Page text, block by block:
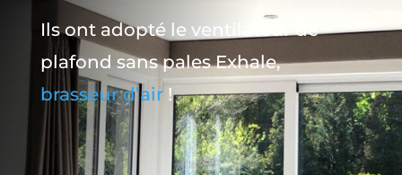
Ils ont adopté le ventilateur de
plafond sans pales Exhale,
brasseur d’air!